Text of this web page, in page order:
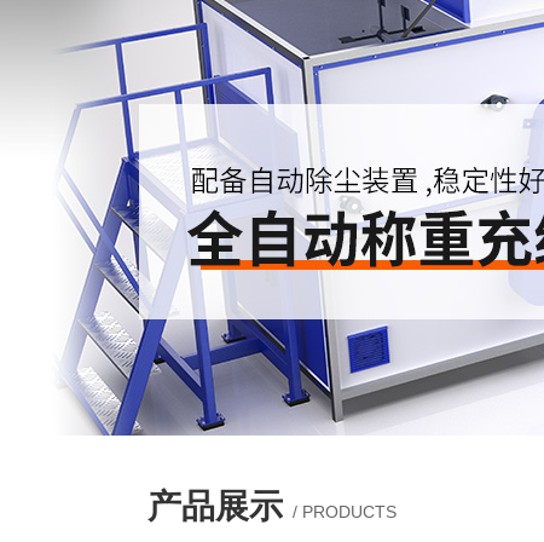
产品展示 / PRODUCTS